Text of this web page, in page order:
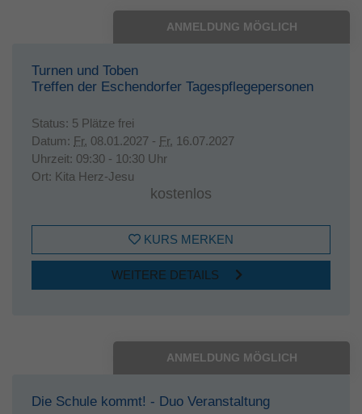
ANMELDUNG MÖGLICH
Turnen und Toben
Treffen der Eschendorfer Tagespflegepersonen
Status: 5 Plätze frei
Datum: Fr. 08.01.2027 - Fr. 16.07.2027
Uhrzeit: 09:30 - 10:30 Uhr
Ort: Kita Herz-Jesu
kostenlos
KURS MERKEN
WEITERE DETAILS
ANMELDUNG MÖGLICH
Die Schule kommt! - Duo Veranstaltung